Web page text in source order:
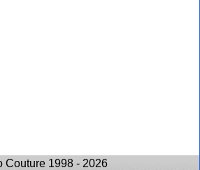
Couture 1998 - 2026